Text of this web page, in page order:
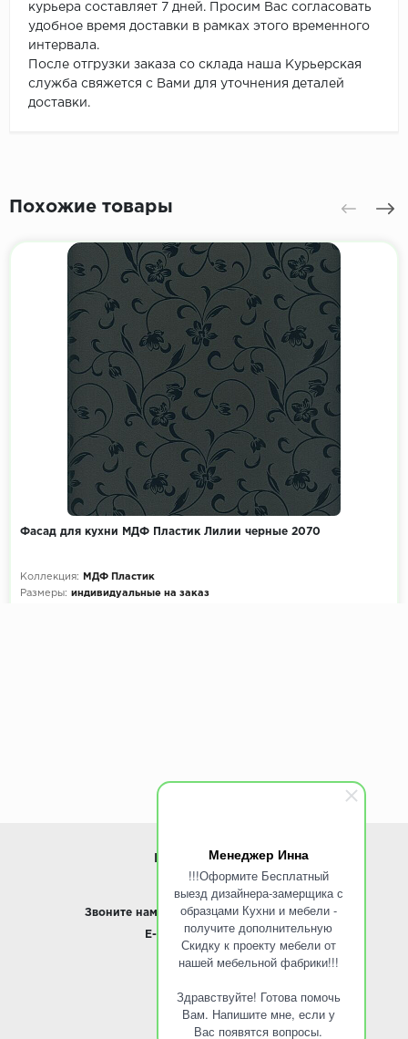
Менеджер Инна
!!!Оформите Бесплатный
выезд дизайнера-замерщика с
образцами Кухни и мебели -
получите дополнительную
Скидку к проекту мебели от
нашей мебельной фабрики!!!
Здравствуйте! Готова помочь
Вам. Напишите мне, если у
Вас появятся вопросы.
курьера составляет 7 дней. Просим Вас согласовать
удобное время доставки в рамках этого временного
интервала.
После отгрузки заказа со склада наша Курьерская
служба свяжется с Вами для уточнения деталей
доставки.
Похожие товары
Фасад для кухни МДФ Пластик Лилии черные 2070
Коллекция:
МДФ Пластик
Размеры: индивидуальные на заказ
ИНФОРМАЦИЯ
www.ROINST.ru
Звоните нам: 8 495 797-10-50 / Whatsapp
E-mail: info@roinst.ru
О КОМПАНИИ
О компании